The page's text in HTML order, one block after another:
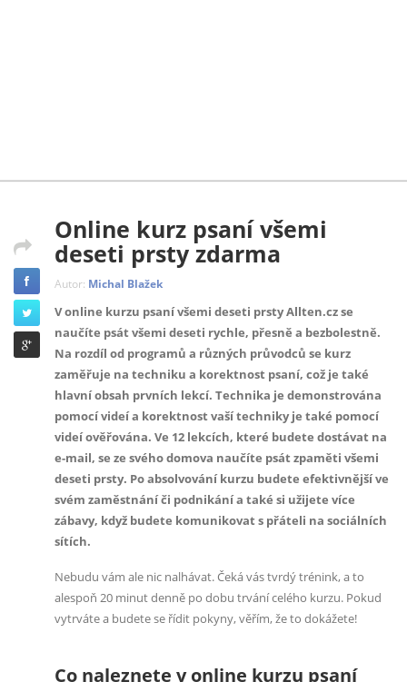
Online kurz psaní všemi
deseti prsty zdarma
Autor: Michal Blažek
V online kurzu psaní všemi deseti prsty Allten.cz se
naučíte psát všemi deseti rychle, přesně a bezbolestně.
Na rozdíl od programů a různých průvodců se kurz
zaměřuje na techniku a korektnost psaní, což je také
hlavní obsah prvních lekcí. Technika je demonstrována
pomocí videí a korektnost vaší techniky je také pomocí
videí ověřována. Ve 12 lekcích, které budete dostávat na
e-mail, se ze svého domova naučíte psát zpaměti všemi
deseti prsty. Po absolvování kurzu budete efektivnější ve
svém zaměstnání či podnikání a také si užijete více
zábavy, když budete komunikovat s přáteli na sociálních
sítích.
Nebudu vám ale nic nalhávat. Čeká vás tvrdý trénink, a to
alespoň 20 minut denně po dobu trvání celého kurzu. Pokud
vytrváte a budete se řídit pokyny, věřím, že to dokážete!
Co naleznete v online kurzu psaní